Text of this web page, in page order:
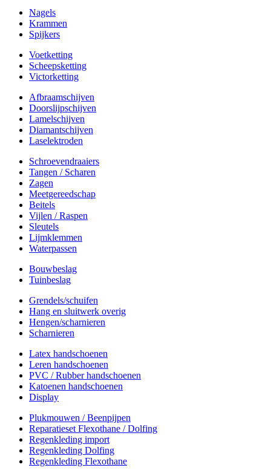
Nagels
Krammen
Spijkers
Voetketting
Scheepsketting
Victorketting
Afbraamschijven
Doorslijpschijven
Lamelschijven
Diamantschijven
Laselektroden
Schroevendraaiers
Tangen / Scharen
Zagen
Meetgereedschap
Beitels
Vijlen / Raspen
Sleutels
Lijmklemmen
Waterpassen
Bouwbeslag
Tuinbeslag
Grendels/schuifen
Hang en sluitwerk overig
Hengen/scharnieren
Scharnieren
Latex handschoenen
Leren handschoenen
PVC / Rubber handschoenen
Katoenen handschoenen
Display
Plukmouwen / Beenpijpen
Reparatieset Flexothane / Dolfing
Regenkleding import
Regenkleding Dolfing
Regenkleding Flexothane